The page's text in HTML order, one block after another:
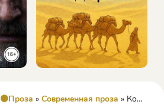
🟠Проза » Современная проза » Конец сезона - Доррис Дёрри